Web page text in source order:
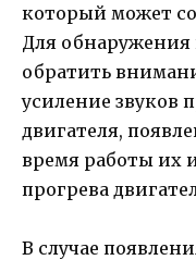
который может
Для
обратить
усиление звуков
двигателя,
время работы их
прогрева
В случае